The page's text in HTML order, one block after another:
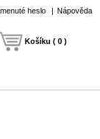
heslo | Nápověda
Košíku ( 0 )